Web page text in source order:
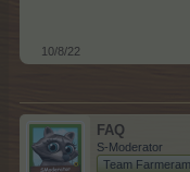
10/8/22
FAQ
S-Moderator
Team